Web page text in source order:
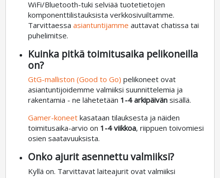
WiFi/Bluetooth-tuki selviää tuotetietojen
komponenttilistauksista verkkosivuiltamme.
Tarvittaessaasiantuntijamme auttavat chatissa tai
puhelimitse.
Kuinka pitkä toimitusaika pelikoneilla
on?
GtG-malliston (Good to Go) pelikoneet ovat
asiantuntijoidemme valmiiksi suunnittelemia ja
rakentamia - ne lähetetään 1-4 arkipäivän sisällä.
Gamer-koneet kasataan tilauksesta ja näiden
toimitusaika-arvio on 1-4 viikkoa, riippuen toivomiesi
osien saatavuuksista.
Onko ajurit asennettu valmiiksi?
Kyllä on. Tarvittavat laiteajurit ovat valmiiksi